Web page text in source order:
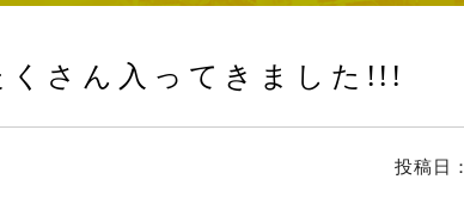
くさん入ってきました!!!
投稿日：